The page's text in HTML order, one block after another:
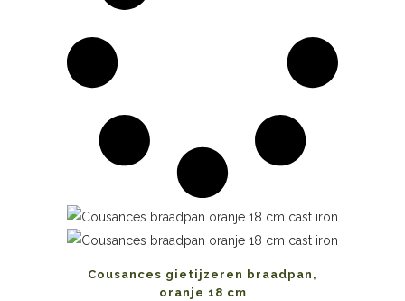
Cousances gietijzeren braadpan,
oranje 18 cm